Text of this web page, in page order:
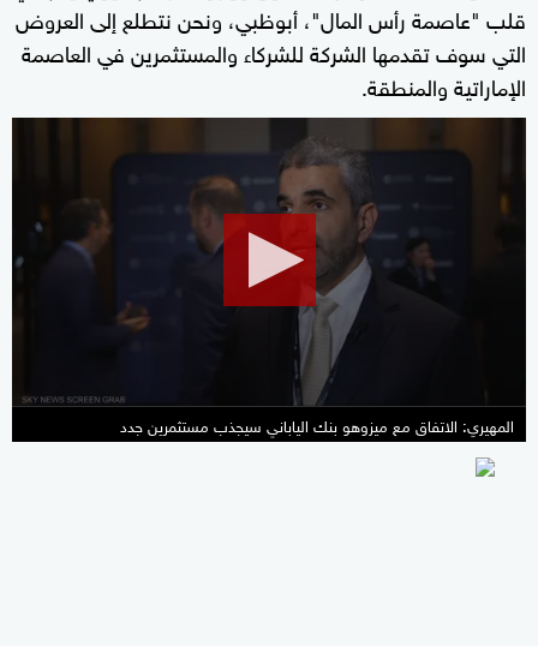
قلب "عاصمة رأس المال"، أبوظبي، ونحن نتطلع إلى العروض
التي سوف تقدمها الشركة للشركاء والمستثمرين في العاصمة
الإماراتية والمنطقة.
minute,
المهيري: الاتفاق مع ميزوهو بنك الياباني سيجذب مستثمرين جدد